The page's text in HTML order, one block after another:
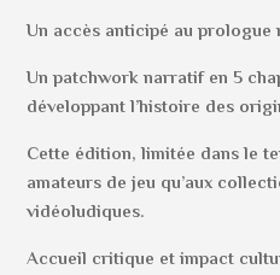
Un accès anticipé au prologue
Un patchwork narratif en 5
développant l’histoire des
Cette édition, limitée dans le
amateurs de jeu qu’aux
vidéoludiques.
Accueil critique et impact